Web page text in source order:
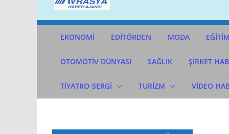
EKONOMİ EDİTÖRDEN MODA EĞİTİM
OTOMOTIV DÜNYASI SAĞLIK ŞİRKET
TİYATRO-SERGİ TURİZM VİDEO